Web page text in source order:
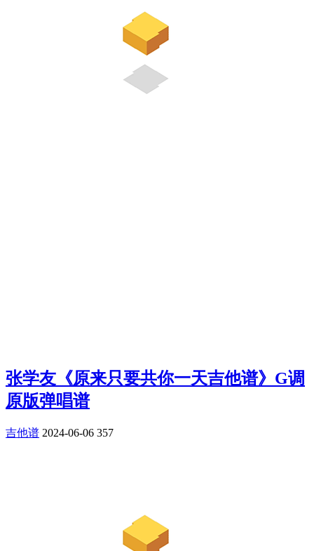
张学友《原来只要共你一天吉他谱》G调
原版弹唱谱
吉他谱 2024-06-06 357